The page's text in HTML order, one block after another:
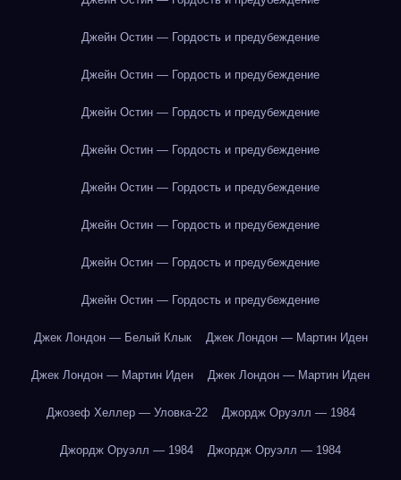
Джейн Остин — Гордость и предубеждение
Джейн Остин — Гордость и предубеждение
Джейн Остин — Гордость и предубеждение
Джейн Остин — Гордость и предубеждение
Джейн Остин — Гордость и предубеждение
Джейн Остин — Гордость и предубеждение
Джейн Остин — Гордость и предубеждение
Джейн Остин — Гордость и предубеждение
Джек Лондон — Белый Клык Джек Лондон — Мартин Иден
Джек Лондон — Мартин Иден Джек Лондон — Мартин Иден
Джозеф Хеллер — Уловка-22 Джордж Оруэлл — 1984
Джордж Оруэлл — 1984 Джордж Оруэлл — 1984